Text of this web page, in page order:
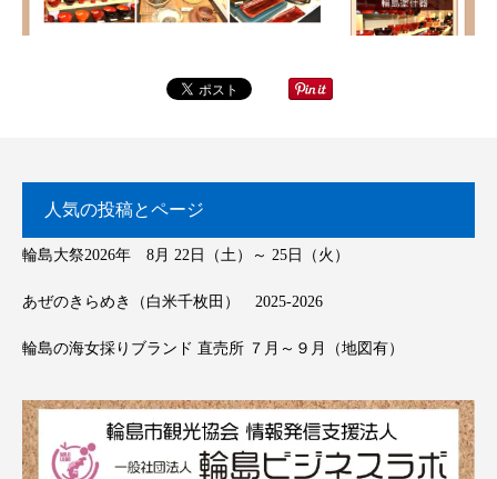
人気の投稿とページ
輪島大祭2026年 8月 22日（土）～ 25日（火）
あぜのきらめき（白米千枚田） 2025-2026
輪島の海女採りブランド 直売所 ７月～９月（地図有）